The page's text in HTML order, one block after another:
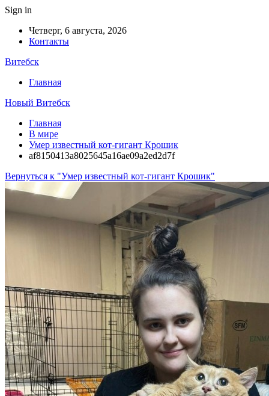
Sign in
Четверг, 6 августа, 2026
Контакты
Витебск
Главная
Новый Витебск
Главная
В мире
Умер известный кот-гигант Крошик
af8150413a8025645a16ae09a2ed2d7f
Вернуться к "Умер известный кот-гигант Крошик"